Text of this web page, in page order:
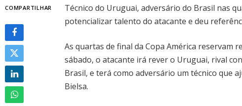
COMPARTILHAR
Técnico do Uruguai, adversário do Brasil nas
potencializar talento do atacante e deu
As quartas de final da Copa América reservam
sábado, o atacante irá rever o Uruguai, rival
Brasil, e terá como adversário um técnico que
Bielsa.